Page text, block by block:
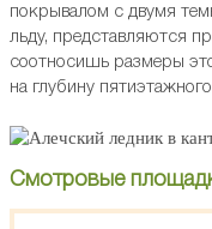
покрывалом с двумя
льду, представляются
соотносишь размеры
на глубину
Смотровые